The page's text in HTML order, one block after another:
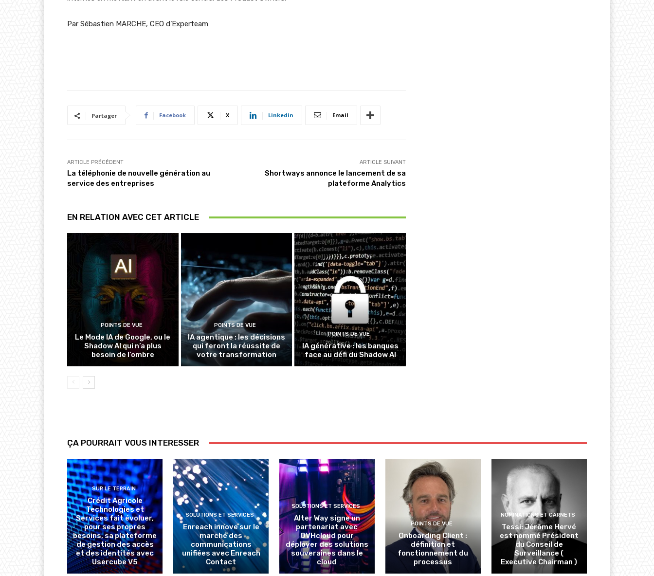
Par Sébastien MARCHE, CEO d’Experteam
Partager Facebook X Linkedin Email
ARTICLE PRÉCÉDENT
La téléphonie de nouvelle génération au
service des entreprises
ARTICLE SUIVANT
Shortways annonce le lancement de sa
plateforme Analytics
EN RELATION AVEC CET ARTICLE
POINTS DE VUE
Le Mode IA de Google, ou le
Shadow AI qui n’a plus
besoin de l’ombre
POINTS DE VUE
IA agentique : les décisions
qui feront la réussite de
votre transformation
POINTS DE VUE
IA générative : les banques
face au défi du Shadow AI
ÇA POURRAIT VOUS INTERESSER
SUR LE TERRAIN
Crédit Agricole
Technologies et
Services fait évoluer,
pour ses propres
besoins, sa plateforme
de gestion des accès
et des identités avec
Usercube V5
SOLUTIONS ET SERVICES
Enreach innove sur le
marché des
communications
unifiées avec Enreach
Contact
SOLUTIONS ET SERVICES
Alter Way signe un
partenariat avec
OVHcloud pour
déployer des solutions
souveraines dans le
cloud
POINTS DE VUE
Onboarding Client :
définition et
fonctionnement du
processus
NOMINATIONS ET CARNETS
Tessi: Jérôme Hervé
est nommé Président
du Conseil de
Surveillance (
Executive Chairman )